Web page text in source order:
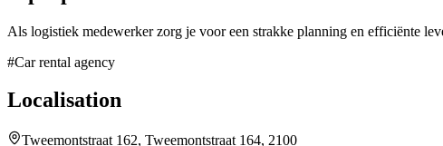
Als logistiek medewerker zorg je voor een strakke planning en efficiënte
#Car rental agency
Localisation
Tweemontstraat 162, Tweemontstraat 164, 2100